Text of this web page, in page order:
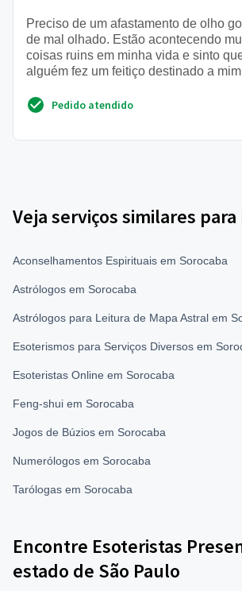
Preciso de um afastamento de olho
de mal olhado. Estão acontecendo
coisas ruins em minha vida e sinto
alguém fez um feitiço destinado a mim
Pedido atendido
Veja serviços similares
Aconselhamentos Espirituais em Sorocaba
Astrólogos em Sorocaba
Astrólogos para Leitura de Mapa Astral em
Esoterismos para Serviços Diversos em
Esoteristas Online em Sorocaba
Feng-shui em Sorocaba
Jogos de Búzios em Sorocaba
Numerólogos em Sorocaba
Tarólogas em Sorocaba
Encontre Esoteristas
estado de São Paulo